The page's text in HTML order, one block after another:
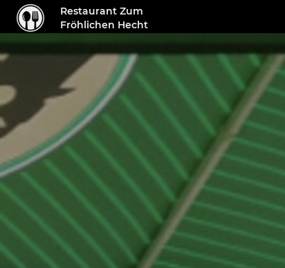
Restaurant Zum
Fröhlichen Hecht